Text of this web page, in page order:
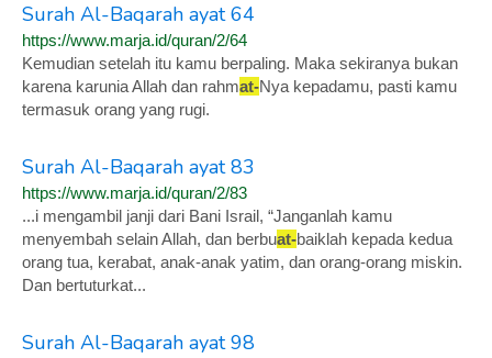
Surah Al-Baqarah ayat 64
https://www.marja.id/quran/2/64
Kemudian setelah itu kamu berpaling. Maka sekiranya bukan
karena karunia Allah dan rahmat-Nya kepadamu, pasti kamu
termasuk orang yang rugi.
Surah Al-Baqarah ayat 83
https://www.marja.id/quran/2/83
...i mengambil janji dari Bani Israil, “Janganlah kamu
menyembah selain Allah, dan berbuat-baiklah kepada kedua
orang tua, kerabat, anak-anak yatim, dan orang-orang miskin.
Dan bertuturkat...
Surah Al-Baqarah ayat 98